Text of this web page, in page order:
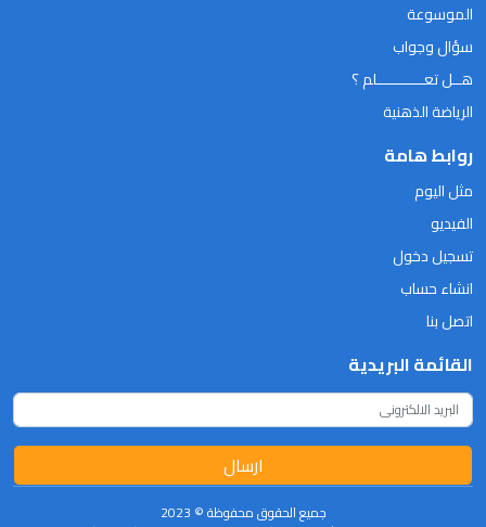
الموسوعة
سؤال وجواب
هــل تعـــــــــــلم ؟
الرياضة الذهنية
روابط هامة
مثل اليوم
الفيديو
تسجيل دخول
انشاء حساب
اتصل بنا
القائمة البريدية
ارسال
جميع الحقوق محفوظة © 2023